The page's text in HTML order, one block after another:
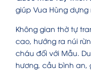
giúp Vua Hùng dựng
Không gian thờ tự
cao, hướng ra núi
cháu đối với Mẫu.
hương, cầu bình an,